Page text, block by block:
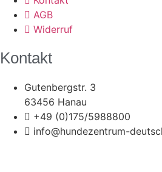
AGB
Widerruf
Kontakt
Gutenbergstr. 3
63456 Hanau
+49 (0)175/5988800
info@hundezentrum-